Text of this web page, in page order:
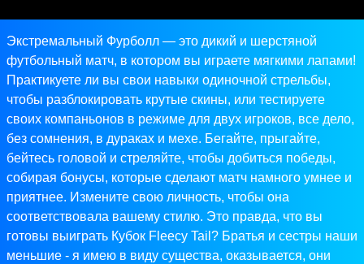
Экстремальный Фурболл — это дикий и шерстяной
футбольный матч, в котором вы играете мягкими лапами!
Практикуете ли вы свои навыки одиночной стрельбы,
чтобы разблокировать крутые скины, или тестируете
своих компаньонов в режиме для двух игроков, все дело,
без сомнения, в дураках и мехе. Бегайте, прыгайте,
бейтесь головой и стреляйте, чтобы добиться победы,
собирая бонусы, которые сделают матч намного умнее и
приятнее. Измените свою личность, чтобы она
соответствовала вашему стилю. Это правда, что вы
готовы выиграть Кубок Fleecy Tail? Братья и сестры наши
меньшие - я имею в виду существа, оказывается, они